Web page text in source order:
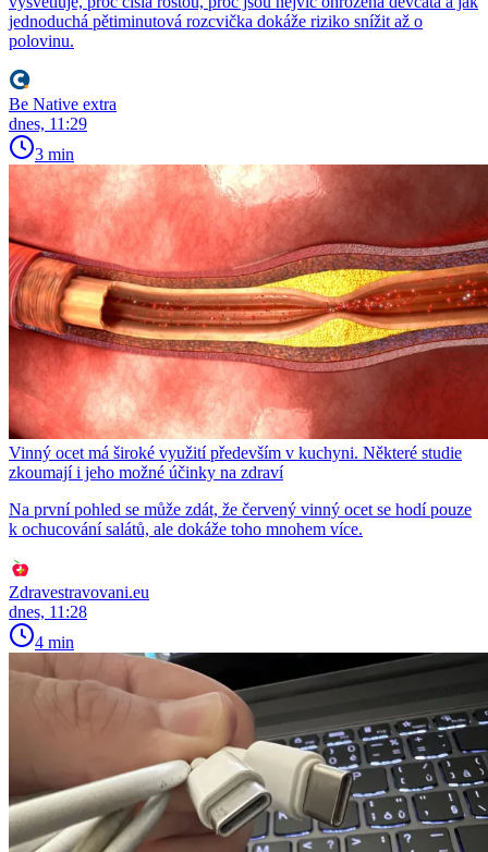
jednoduchá pětiminutová rozcvička dokáže riziko snížit až o
polovinu.
Be Native extra
dnes, 11:29
3 min
Vinný ocet má široké využití především v kuchyni. Některé studie
zkoumají i jeho možné účinky na zdraví
Na první pohled se může zdát, že červený vinný ocet se hodí pouze
k ochucování salátů, ale dokáže toho mnohem více.
Zdravestravovani.eu
dnes, 11:28
4 min